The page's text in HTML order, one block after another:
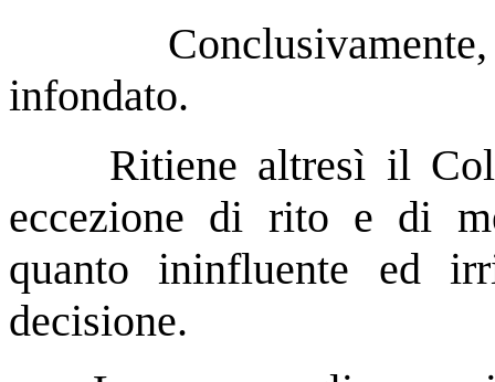
infondato.
Ritiene altresì il
eccezione di rito e di
quanto ininfluente ed
decisione.